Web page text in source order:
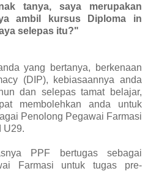
tanya, saya merupakan
ambil kursus Diploma in
selepas itu?"
yang bertanya, berkenaan
(DIP), kebiasaannya anda
dan selepas tamat belajar,
membolehkan anda untuk
Penolong Pegawai Farmasi
U29.
PPF bertugas sebagai
Farmasi untuk tugas pre-